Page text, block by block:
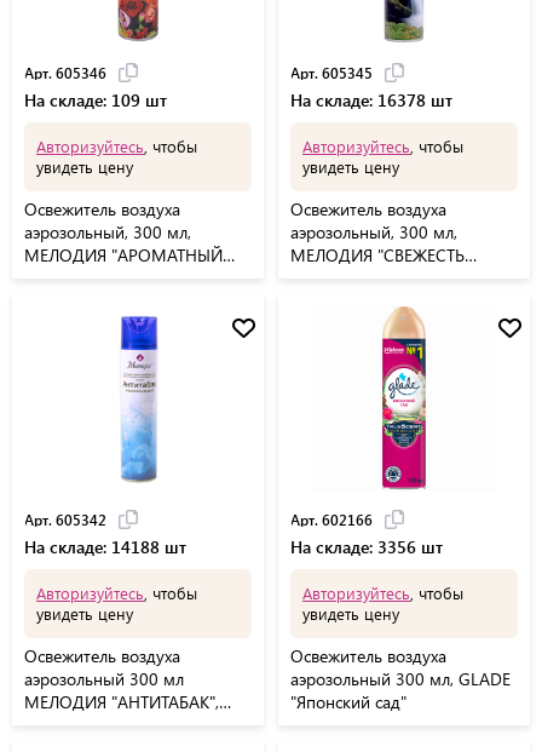
Арт. 605346
На складе: 109 шт
Авторизуйтесь , чтобы
увидеть цену
Освежитель воздуха
аэрозольный, 300 мл,
МЕЛОДИЯ "АРОМАТНЫЙ
Арт. 605345
На складе: 16378 шт
Авторизуйтесь , чтобы
увидеть цену
Освежитель воздуха
аэрозольный, 300 мл,
МЕЛОДИЯ "СВЕЖЕСТЬ
Арт. 605342
На складе: 14188 шт
Авторизуйтесь , чтобы
увидеть цену
Освежитель воздуха
аэрозольный 300 мл
МЕЛОДИЯ "АНТИТАБАК",
Арт. 602166
На складе: 3356 шт
Авторизуйтесь , чтобы
увидеть цену
Освежитель воздуха
аэрозольный 300 мл, GLADE
"Японский сад"